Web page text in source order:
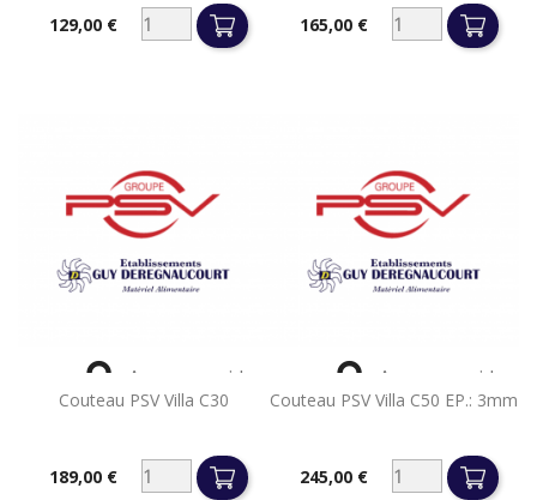
Prix129,00 € Prix165,00 €
Couteau PSV Villa C30
Prix189,00 €
 Aperçu rapide
Couteau PSV Villa C50 EP.: 3mm
Prix245,00 €
 Aperçu rapide